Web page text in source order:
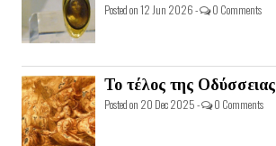
Posted on 12 Jun 2026 - 0 Comments
Το τέλος της Οδύσσειας
Posted on 20 Dec 2025 - 0 Comments